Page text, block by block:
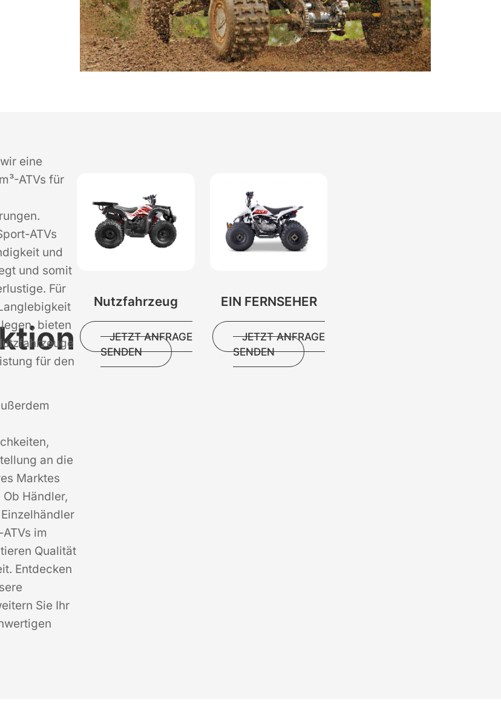
eine
ATVs für
ATVs
und
und somit
Für
bieten
für den
an die
Marktes
Händler,
im
Qualität
Entdecken
Sie Ihr
Nutzfahrzeug
JETZT ANFRAGE
SENDEN
EIN FERNSEHER
JETZT ANFRAGE
SENDEN